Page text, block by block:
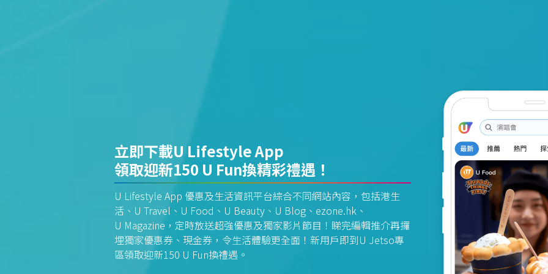
立即下載U Lifestyle App
領取迎新150 U Fun換精彩禮遇！
U Lifestyle App 優惠及生活資訊平台綜合不同網站內容，包括港生
活、U Travel、U Food、U Beauty、U Blog、ezone.hk、
U Magazine，定時放送超強優惠及獨家影片節目！睇完編輯推介再攞
埋獨家優惠券、現金券，令生活體驗更全面！新用戶即到U Jetso專
區領取迎新150 U Fun換禮遇。